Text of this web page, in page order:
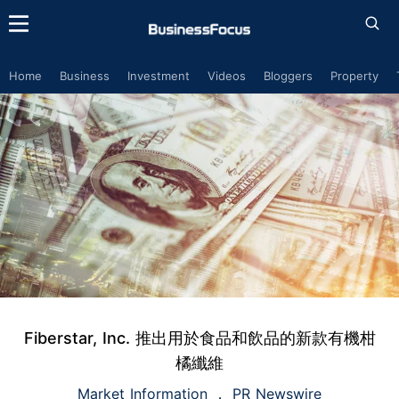
Home Business Investment Videos Bloggers Property
Fiberstar, Inc. 推出用於食品和飲品的新款有機柑
橘纖維
Market Information PR Newswire